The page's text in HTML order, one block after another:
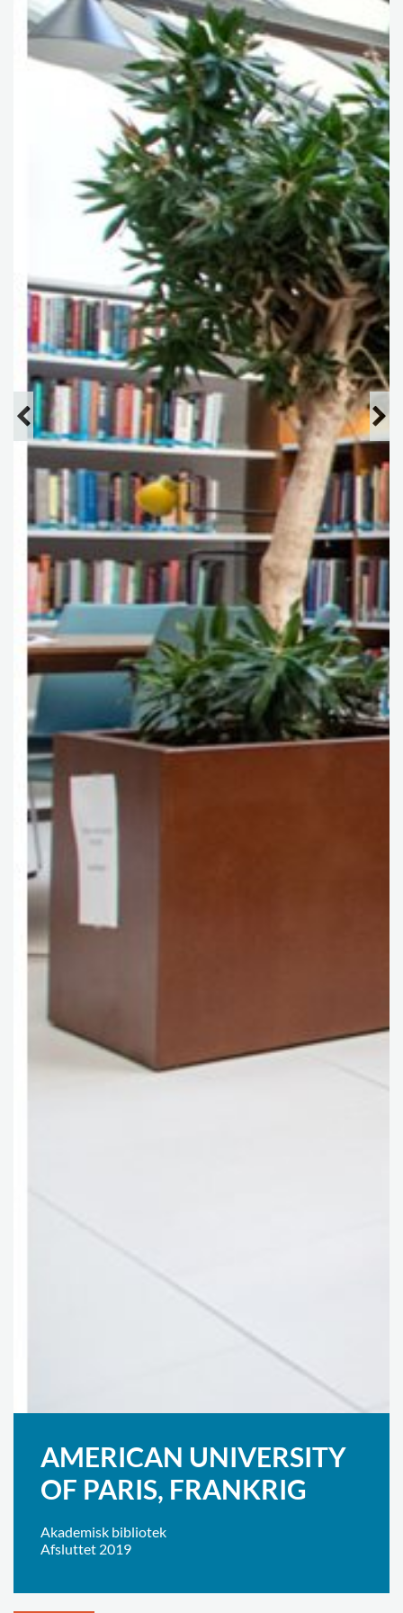
AMERICAN UNIVERSITY
OF PARIS, FRANKRIG
Akademisk bibliotek
Afsluttet 2019